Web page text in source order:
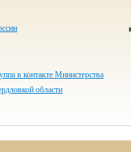
в контакте Министерства
области